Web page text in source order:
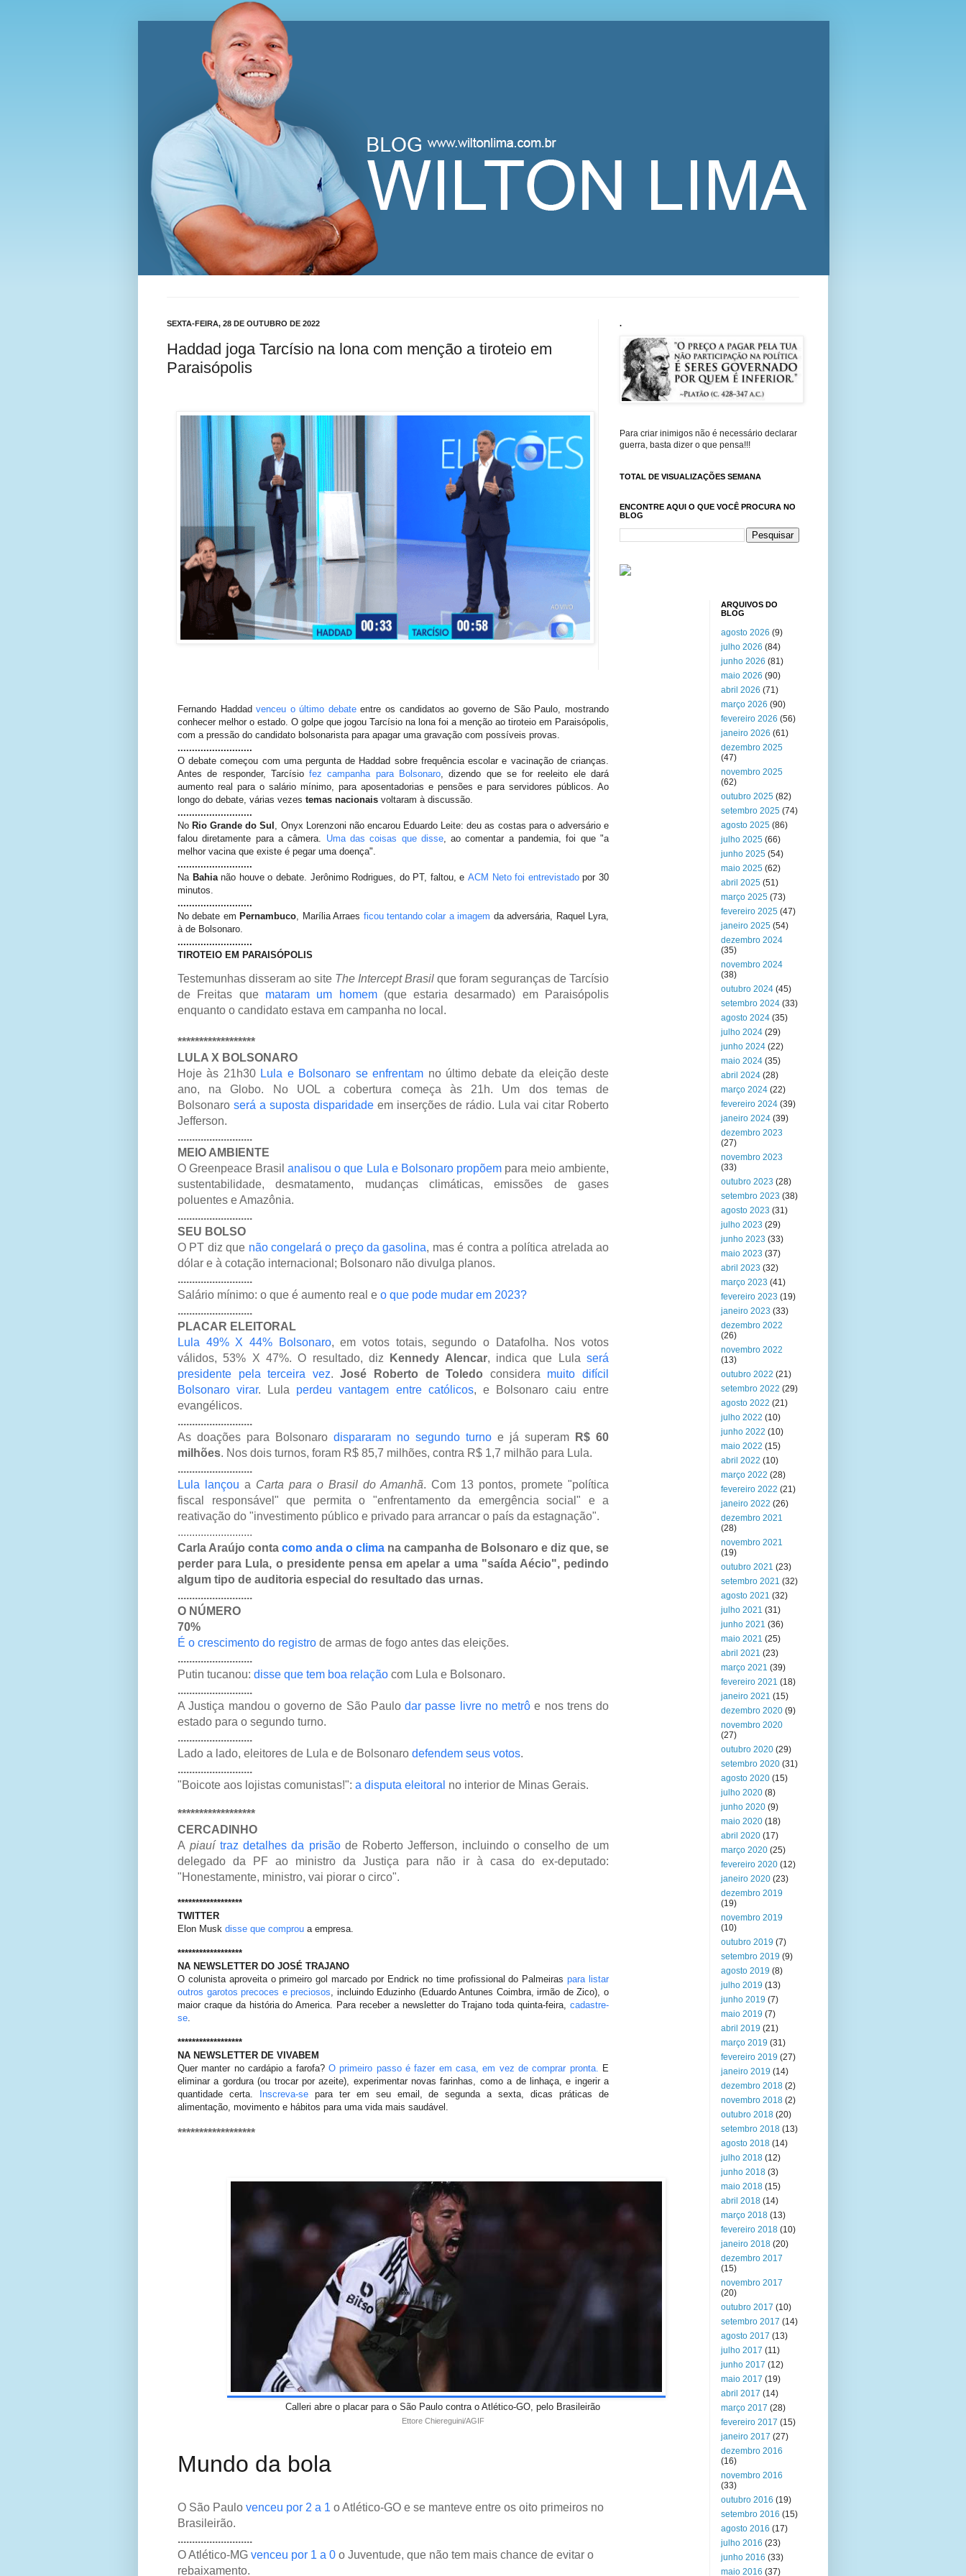
Blog Wilton Lima
SEXTA-FEIRA, 28 DE OUTUBRO DE 2022
Haddad joga Tarcísio na lona com menção a tiroteio em
Paraisópolis
Fernando Haddadvenceu o último debateentre os candidatos ao governo de São Paulo, mostrando
conhecer melhor o estado. O golpe que jogou Tarcísio na lona foi a menção ao tiroteio em Paraisópolis,
com a pressão do candidato bolsonarista para apagar uma gravação com possíveis provas.
..........................
O debate começou com uma pergunta de Haddad sobre frequência escolar e vacinação de crianças.
Antes de responder, Tarcísiofez campanha para Bolsonaro, dizendo que se for reeleito ele dará
aumento real para o salário mínimo, para aposentadorias e pensões e para servidores públicos. Ao
longo do debate, várias vezes temas nacionais voltaram à discussão.
..........................
No Rio Grande do Sul , Onyx Lorenzoni não encarou Eduardo Leite: deu as costas para o adversário e
falou diretamente para a câmera. Uma das coisas que disse, ao comentar a pandemia, foi que "a
melhor vacina que existe é pegar uma doença".
..........................
Na Bahianão houve o debate. Jerônimo Rodrigues, do PT, faltou, eACM Neto foi entrevistadopor 30
minutos.
..........................
No debate em Pernambuco, Marília Arraes ficou tentando colar a imagem da adversária, Raquel Lyra,
à de Bolsonaro.
..........................
TIROTEIO EM PARAISÓPOLIS
Testemunhas disseram ao site The Intercept Brasil que foram seguranças de Tarcísio
de Freitas que mataram um homem(que estaria desarmado) em Paraisópolis
enquanto o candidato estava em campanha no local.
******************
LULA X BOLSONARO
Hoje às 21h30 Lula e Bolsonaro se enfrentam no último debate da eleição deste
ano, na Globo. No UOL a cobertura começa às 21h. Um dos temas de
Bolsonaro será a suposta disparidadeem inserções de rádio. Lula vai citar Roberto
Jefferson.
..........................
MEIO AMBIENTE
O Greenpeace Brasilanalisou o que Lula e Bolsonaro propõempara meio ambiente,
sustentabilidade, desmatamento, mudanças climáticas, emissões de gases
poluentes e Amazônia.
..........................
SEU BOLSO
O PT diz que não congelará o preço da gasolina, mas é contra a política atrelada ao
dólar e à cotação internacional; Bolsonaro não divulga planos.
..........................
Salário mínimo: o que é aumento real e o que pode mudar em 2023?
..........................
PLACAR ELEITORAL
Lula 49% X 44% Bolsonaro, em votos totais, segundo o Datafolha. Nos votos
válidos, 53% X 47%. O resultado, diz
Kennedy Alencar, indica que Lulaserá
presidente pela terceira vez.José Roberto de Toledo considera muito difícil
Bolsonaro virar. Lula perdeu vantagem entre católicos, e Bolsonaro caiu entre
evangélicos.
..........................
As doações para Bolsonaro dispararam no segundo turno e já superam
R$ 60
milhões. Nos dois turnos, foram R$ 85,7 milhões, contra R$ 1,7 milhão para Lula.
..........................
Lula lançou a Carta para o Brasil do Amanhã. Com 13 pontos, promete "política
fiscal responsável" que permita o "enfrentamento da emergência social" e a
reativação do "investimento público e privado para arrancar o país da estagnação".
..........................
Carla Araújo conta como anda o clima na campanha de Bolsonaro e diz que, se
perder para Lula, o presidente pensa em apelar a uma "saída Aécio", pedindo
algum tipo de auditoria especial do resultado das urnas.
..........................
O NÚMERO
70%
É o crescimento do registro de armas de fogo antes das eleições.
..........................
Putin tucanou: disse que tem boa relação com Lula e Bolsonaro.
..........................
A Justiça mandou o governo de São Paulo dar passe livre no metrô e nos trens do
estado para o segundo turno.
..........................
Lado a lado, eleitores de Lula e de Bolsonaro defendem seus votos.
..........................
"Boicote aos lojistas comunistas!": a disputa eleitoral no interior de Minas Gerais.
******************
CERCADINHO
Apiauí traz detalhes da prisãode Roberto Jefferson, incluindo o conselho de um
delegado da PF ao ministro da Justiça para não ir à casa do ex-deputado:
"Honestamente, ministro, vai piorar o circo".
******************
TWITTER
Elon Musk disse que comprou a empresa.
******************
NA NEWSLETTER DO JOSÉ TRAJANO
O colunista aproveita o primeiro gol marcado por Endrick no time profissional do Palmeiraspara listar
outros garotos precoces e preciosos, incluindo Eduzinho (Eduardo Antunes Coimbra, irmão de Zico), o
maior craque da história do America. Para receber a newsletter do Trajano toda quinta-feira, cadastre-
se.
******************
NA NEWSLETTER DE VIVABEM
Quer manter no cardápio a farofa? O primeiro passo é fazer em casa, em vez de comprar pronta. E
eliminar a gordura (ou trocar por azeite), experimentar novas farinhas, como a de linhaça, e ingerir a
quantidade certa.
Inscreva-separa ter em seu email, de segunda a sexta, dicas práticas de
alimentação, movimento e hábitos para uma vida mais saudável.
******************
Calleri abre o placar para o São Paulo contra o Atlético-GO, pelo Brasileirão
Ettore Chiereguini/AGIF
Mundo da bola
O São Paulo venceu por 2 a 1 o Atlético-GO e se manteve entre os oito primeiros no
Brasileirão.
..........................
O Atlético-MG venceu por 1 a 0 o Juventude, que não tem mais chance de evitar o
rebaixamento.
.
Para criar inimigos não é necessário declarar
guerra, basta dizer o que pensa!!!
TOTAL DE VISUALIZAÇÕES SEMANA
ENCONTRE AQUI O QUE VOCÊ PROCURA NO
BLOG
ARQUIVOS DO
BLOG
agosto 2026 (9)
julho 2026 (84)
junho 2026 (81)
maio 2026 (90)
abril 2026 (71)
março 2026 (90)
fevereiro 2026 (56)
janeiro 2026 (61)
dezembro 2025
(47)
novembro 2025
(62)
outubro 2025 (82)
setembro 2025 (74)
agosto 2025 (86)
julho 2025 (66)
junho 2025 (54)
maio 2025 (62)
abril 2025 (51)
março 2025 (73)
fevereiro 2025 (47)
janeiro 2025 (54)
dezembro 2024
(35)
novembro 2024
(38)
outubro 2024 (45)
setembro 2024 (33)
agosto 2024 (35)
julho 2024 (29)
junho 2024 (22)
maio 2024 (35)
abril 2024 (28)
março 2024 (22)
fevereiro 2024 (39)
janeiro 2024 (39)
dezembro 2023
(27)
novembro 2023
(33)
outubro 2023 (28)
setembro 2023 (38)
agosto 2023 (31)
julho 2023 (29)
junho 2023 (33)
maio 2023 (37)
abril 2023 (32)
março 2023 (41)
fevereiro 2023 (19)
janeiro 2023 (33)
dezembro 2022
(26)
novembro 2022
(13)
outubro 2022 (21)
setembro 2022 (29)
agosto 2022 (21)
julho 2022 (10)
junho 2022 (10)
maio 2022 (15)
abril 2022 (10)
março 2022 (28)
fevereiro 2022 (21)
janeiro 2022 (26)
dezembro 2021
(28)
novembro 2021
(19)
outubro 2021 (23)
setembro 2021 (32)
agosto 2021 (32)
julho 2021 (31)
junho 2021 (36)
maio 2021 (25)
abril 2021 (23)
março 2021 (39)
fevereiro 2021 (18)
janeiro 2021 (15)
dezembro 2020 (9)
novembro 2020
(27)
outubro 2020 (29)
setembro 2020 (31)
agosto 2020 (15)
julho 2020 (8)
junho 2020 (9)
maio 2020 (18)
abril 2020 (17)
março 2020 (25)
fevereiro 2020 (12)
janeiro 2020 (23)
dezembro 2019
(19)
novembro 2019
(10)
outubro 2019 (7)
setembro 2019 (9)
agosto 2019 (8)
julho 2019 (13)
junho 2019 (7)
maio 2019 (7)
abril 2019 (21)
março 2019 (31)
fevereiro 2019 (27)
janeiro 2019 (14)
dezembro 2018 (2)
novembro 2018 (2)
outubro 2018 (20)
setembro 2018 (13)
agosto 2018 (14)
julho 2018 (12)
junho 2018 (3)
maio 2018 (15)
abril 2018 (14)
março 2018 (13)
fevereiro 2018 (10)
janeiro 2018 (20)
dezembro 2017
(15)
novembro 2017
(20)
outubro 2017 (10)
setembro 2017 (14)
agosto 2017 (13)
julho 2017 (11)
junho 2017 (12)
maio 2017 (19)
abril 2017 (14)
março 2017 (28)
fevereiro 2017 (15)
janeiro 2017 (27)
dezembro 2016
(16)
novembro 2016
(33)
outubro 2016 (19)
setembro 2016 (15)
agosto 2016 (17)
julho 2016 (23)
junho 2016 (33)
maio 2016 (37)